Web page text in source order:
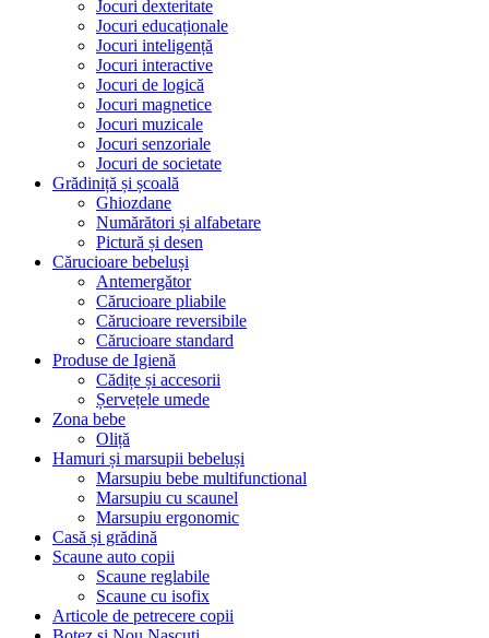
Jocuri dexteritate
Jocuri educaționale
Jocuri inteligență
Jocuri interactive
Jocuri de logică
Jocuri magnetice
Jocuri muzicale
Jocuri senzoriale
Jocuri de societate
Grădiniță și școală
Ghiozdane
Numărători și alfabetare
Pictură și desen
Cărucioare bebeluși
Antemergător
Cărucioare pliabile
Cărucioare reversibile
Cărucioare standard
Produse de Igienă
Cădițe și accesorii
Șervețele umede
Zona bebe
Oliță
Hamuri și marsupii bebeluși
Marsupiu bebe multifunctional
Marsupiu cu scaunel
Marsupiu ergonomic
Casă și grădină
Scaune auto copii
Scaune reglabile
Scaune cu isofix
Articole de petrecere copii